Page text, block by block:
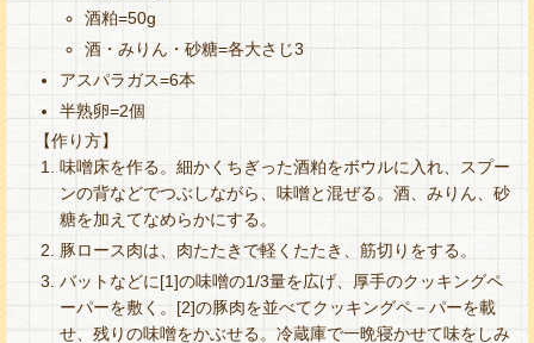
酒粕=50g
酒・みりん・砂糖=各大さじ3
アスパラガス=6本
半熟卵=2個
【作り方】
味噌床を作る。細かくちぎった酒粕をボウルに入れ、スプー
ンの背などでつぶしながら、味噌と混ぜる。酒、みりん、砂
糖を加えてなめらかにする。
豚ロース肉は、肉たたきで軽くたたき、筋切りをする。
バットなどに[1]の味噌の1/3量を広げ、厚手のクッキングペ
ーパーを敷く。[2]の豚肉を並べてクッキングペ－パーを載
せ、残りの味噌をかぶせる。冷蔵庫で一晩寝かせて味をしみ